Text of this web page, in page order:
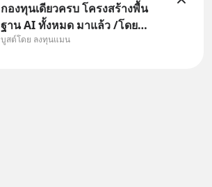
กองทุนเดียวครบ โครงสร้างพื้น
ฐาน AI ทั้งหมด มาแล้ว /โดย
ลงทุนแมน AI Supercycle คือช่วง
บูสต์โดย ลงทุนแมน